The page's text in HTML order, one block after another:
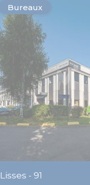
Bureaux
Lisses - 91